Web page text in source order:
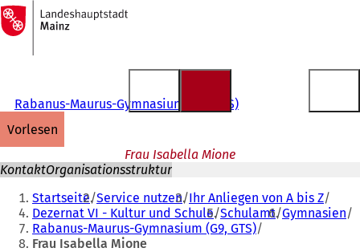
Inhalt anspringen
Zur
Startseite
Rabanus-Maurus-Gymnasium (G9, GTS)
vorlesen
Frau Isabella Mione
KontaktOrganisationsstruktur
Sie
befinden
sich
Startseite Service nutzen Ihr Anliegen von A bis Z
Dezernat VI - Kultur und Schule Schulamt Gymnasien
Rabanus-Maurus-Gymnasium (G9, GTS)
Frau Isabella Mione